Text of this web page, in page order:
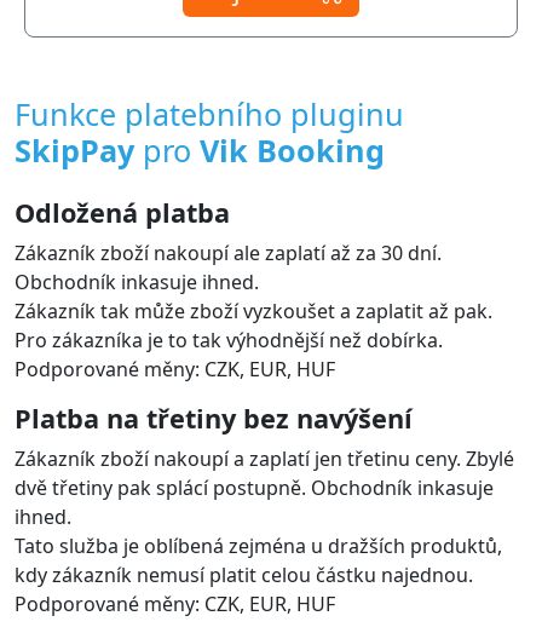
Funkce platebního pluginu
SkipPaypro Vik Booking
Odložená platba
Zákazník zboží nakoupí ale zaplatí až za 30 dní.
Obchodník inkasuje ihned.
Zákazník tak může zboží vyzkoušet a zaplatit až pak.
Pro zákazníka je to tak výhodnější než dobírka.
Podporované měny: CZK, EUR, HUF
Platba na třetiny bez navýšení
Zákazník zboží nakoupí a zaplatí jen třetinu ceny. Zbylé
dvě třetiny pak splácí postupně. Obchodník inkasuje
ihned.
Tato služba je oblíbená zejména u dražších produktů,
kdy zákazník nemusí platit celou částku najednou.
Podporované měny: CZK, EUR, HUF